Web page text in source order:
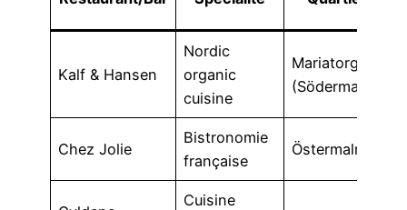
Kalf & Hansen
Nordic
organic
cuisine
Mariatorget
(Södermalm)
Chez Jolie
Bistronomie
française
Östermalm
Cuisine